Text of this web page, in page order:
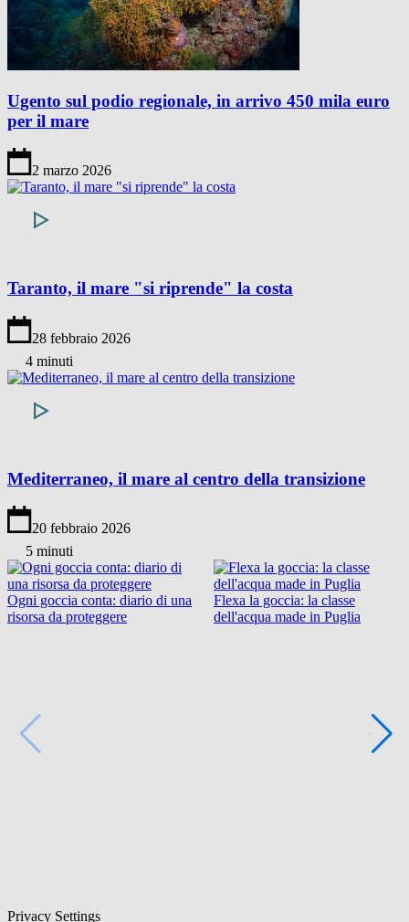
Ugento sul podio regionale, in arrivo 450 mila euro
per il mare
2 marzo 2026
Taranto, il mare "si riprende" la costa
28 febbraio 2026
4 minuti
Mediterraneo, il mare al centro della transizione
20 febbraio 2026
5 minuti
Ogni goccia conta: diario di una
risorsa da proteggere
Flexa la goccia: la classe
dell'acqua made in Puglia
Privacy Settings